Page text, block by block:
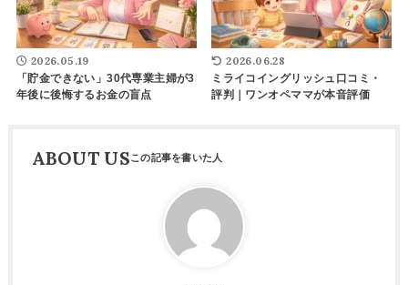
2026.05.19
「貯金できない」30代専業主婦が3
年後に後悔するお金の盲点
2026.06.28
ミライコイングリッシュ口コミ・
評判｜ワンオペママが本音評価
ABOUT US